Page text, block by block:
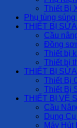
Thiết Bị
Phụ tùng
THIẾT BỊ
Cầu
Đồng
Thiết bị
Thiết bị
THIẾT BỊ
Thiết Bị
Thiết Bị
THIẾT BỊ VỆ
Cầu
Dụng
Máy Hút